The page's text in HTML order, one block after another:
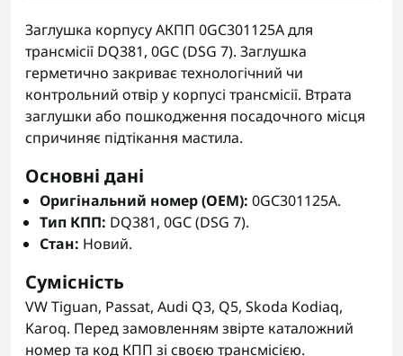
Заглушка корпусу АКПП 0GC301125A для
трансмісії DQ381, 0GC (DSG 7). Заглушка
герметично закриває технологічний чи
контрольний отвір у корпусі трансмісії. Втрата
заглушки або пошкодження посадочного місця
спричиняє підтікання мастила.
Основні дані
Оригінальний номер (OEM): 0GC301125A.
Тип КПП: DQ381, 0GC (DSG 7).
Стан: Новий.
Сумісність
VW Tiguan, Passat, Audi Q3, Q5, Skoda Kodiaq,
Karoq. Перед замовленням звірте каталожний
номер та код КПП зі своєю трансмісією.